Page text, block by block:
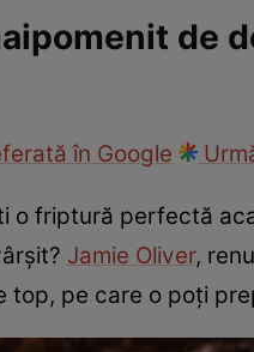
de
în Google
o friptură perfectă
Jamie Oliver,
top, pe care o poți